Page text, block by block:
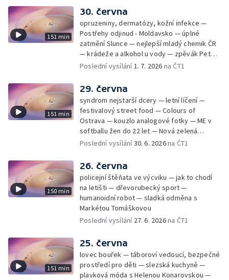
151 min
30. června
opruzeniny, dermatózy, kožní infekce —
Postřehy odjinud - Moldavsko — úplné
zatmění Slunce — nejlepší mladý chemik ČR
— krádeže a alkohol u vody — zpěvák Peter
Cmorik
Poslední vysílání1. 7. 2026 na ČT1
151 min
29. června
syndrom nejstarší dcery — letní líčení —
festivalový street food — Colours of
Ostrava — kouzlo analogové fotky — ME v
softballu žen do 22 let — Nová zelená
úsporám — Global Teacher Prize Czech
Poslední vysílání30. 6. 2026na ČT1
150 min
26. června
policejní štěňata ve výcviku — jak to chodí
na letišti — dřevorubecký sport —
humanoidní robot — sladká odměna s
Markétou Tomáškovou
Poslední vysílání 27. 6. 2026na ČT1
151 min
25. června
lovec bouřek — táboroví vedoucí, bezpečné
prostředí pro děti — slezská kuchyně —
plavková móda s Helenou Konarovskou —